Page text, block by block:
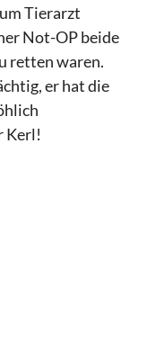
Tierarzt
Not-OP beide
retten waren.
er hat die
Kerl!